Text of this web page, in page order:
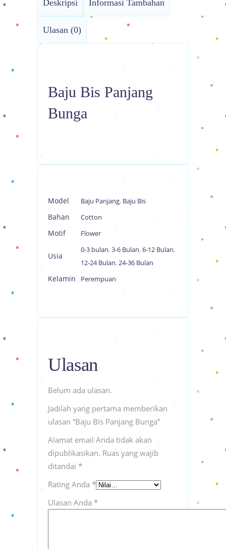
Deskripsi Informasi Tambahan
Ulasan (0)
Baju Bis Panjang
Bunga
Model Baju Panjang, Baju Bis
Bahan Cotton
Motif Flower
Usia
0-3 bulan, 3-6 Bulan, 6-12 Bulan,
12-24 Bulan, 24-36 Bulan
Kelamin Perempuan
Ulasan
Belum ada ulasan.
Jadilah yang pertama memberikan
ulasan “Baju Bis Panjang Bunga”
Alamat email Anda tidak akan
dipublikasikan. Ruas yang wajib
ditandai *
Rating Anda *
Ulasan Anda *